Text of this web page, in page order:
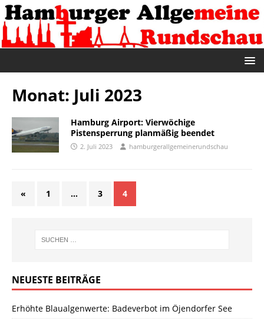
Monat: Juli 2023
Hamburg Airport: Vierwöchige
Pistensperrung planmäßig beendet
2. Juli 2023 hamburgerallgemeinerundschau
« 1 … 3 4
NEUESTE BEITRÄGE
Erhöhte Blaualgenwerte: Badeverbot im Öjendorfer See